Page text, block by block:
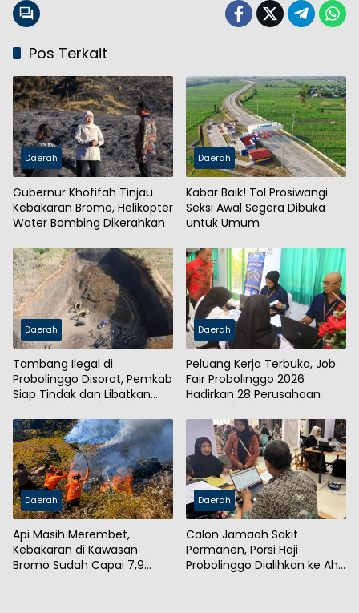
Pos Terkait
Daerah
Gubernur Khofifah Tinjau
Kebakaran Bromo, Helikopter
Water Bombing Dikerahkan
Daerah
Kabar Baik! Tol Prosiwangi
Seksi Awal Segera Dibuka
untuk Umum
Daerah
Tambang Ilegal di
Probolinggo Disorot, Pemkab
Siap Tindak dan Libatkan
Daerah
Peluang Kerja Terbuka, Job
Fair Probolinggo 2026
Hadirkan 28 Perusahaan
Daerah
Api Masih Merembet,
Kebakaran di Kawasan
Bromo Sudah Capai 7,9
Daerah
Calon Jamaah Sakit
Permanen, Porsi Haji
Probolinggo Dialihkan ke Ahli